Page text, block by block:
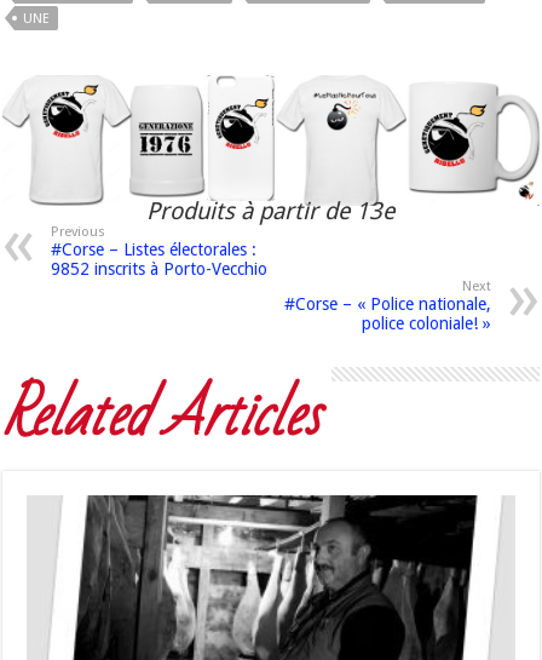
UNE
Produits à partir de 13e
Previous
#Corse – Listes électorales :
9852 inscrits à Porto-Vecchio
Next
#Corse – « Police nationale,
police coloniale! »
Related Articles